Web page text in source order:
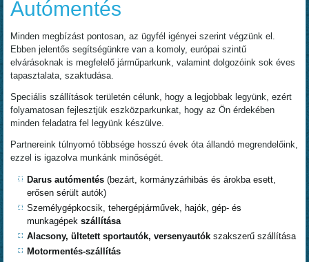
Autómentés
Minden megbízást pontosan, az ügyfél igényei szerint végzünk el.
Ebben jelentős segítségünkre van a komoly, európai szintű
elvárásoknak is megfelelő járműparkunk, valamint dolgozóink sok éves
tapasztalata, szaktudása.
Speciális szállítások területén célunk, hogy a legjobbak legyünk, ezért
folyamatosan fejlesztjük eszközparkunkat, hogy az Ön érdekében
minden feladatra fel legyünk készülve.
Partnereink túlnyomó többsége hosszú évek óta állandó megrendelőink,
ezzel is igazolva munkánk minőségét.
Darus autómentés(bezárt, kormányzárhibás és árokba esett,
erősen sérült autók)
Személygépkocsik, tehergépjárművek, hajók, gép- és
munkagépekszállítása
Alacsony, ültetett sportautók, versenyautókszakszerű szállítása
Motormentés-szállítás